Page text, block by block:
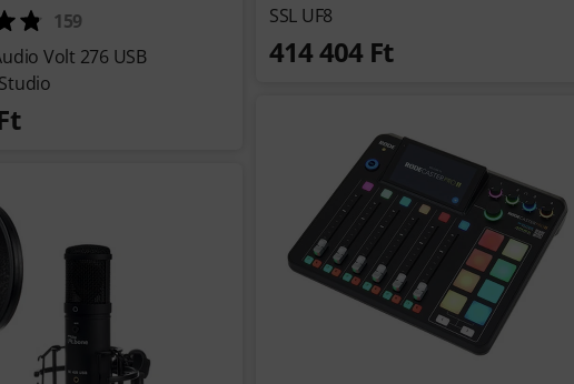
159
Volt 276 USB
SSL UF8
414 404 Ft